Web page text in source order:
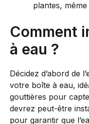
plantes,
Comment
à eau ?
Décidez d’abord de
votre boîte à eau,
gouttières pour
devrez peut-être
pour garantir que